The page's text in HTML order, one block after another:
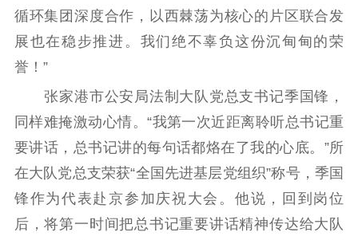
循环集团深度合作，以西棘荡为核心的片区联合发
展也在稳步推进。我们绝不辜负这份沉甸甸的荣
誉！”
张家港市公安局法制大队党总支书记季国锋，
同样难掩激动心情。“我第一次近距离聆听总书记重
要讲话，总书记讲的每句话都烙在了我的心底。”所
在大队党总支荣获“全国先进基层党组织”称号，季国
锋作为代表赴京参加庆祝大会。他说，回到岗位
后，将第一时间把总书记重要讲话精神传达给大队